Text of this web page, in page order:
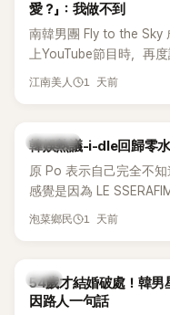
愛？」：我做不到
南韓男團 Fly to the Sky
上YouTube節目時，再
另一半的口臭、便便臭都
江南美人 1 天前
熱議討論
韓娛熱議-i-dle回歸零水
原 Po 表示自己完全不
感覺是因為 LE
泡菜鄉民 1 天前
韓星
54歲才結婚破處！韓男
因路人一句話